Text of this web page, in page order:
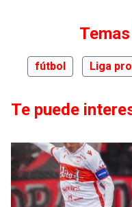
fútbol Liga
Te puede